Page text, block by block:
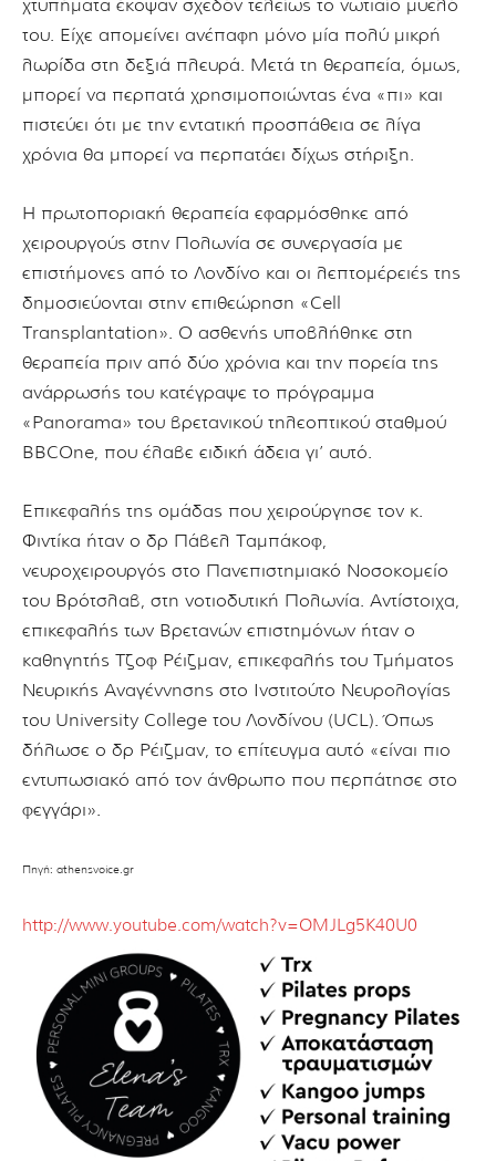
χτυπήματα έκοψαν σχεδόν τελείως το νωτιαίο μυελό
του. Είχε απομείνει ανέπαφη μόνο μία πολύ μικρή
λωρίδα στη δεξιά πλευρά. Μετά τη θεραπεία, όμως,
μπορεί να περπατά χρησιμοποιώντας ένα «πι» και
πιστεύει ότι με την εντατική προσπάθεια σε λίγα
χρόνια θα μπορεί να περπατάει δίχως στήριξη.
Η πρωτοποριακή θεραπεία εφαρμόσθηκε από
χειρουργούς στην Πολωνία σε συνεργασία με
επιστήμονες από το Λονδίνο και οι λεπτομέρειές της
δημοσιεύονται στην επιθεώρηση «Cell
Transplantation». Ο ασθενής υποβλήθηκε στη
θεραπεία πριν από δύο χρόνια και την πορεία της
ανάρρωσής του κατέγραψε το πρόγραμμα
«Panorama» του βρετανικού τηλεοπτικού σταθμού
BBCOne, που έλαβε ειδική άδεια γι’ αυτό.
Επικεφαλής της ομάδας που χειρούργησε τον κ.
Φιντίκα ήταν ο δρ Πάβελ Ταμπάκοφ,
νευροχειρουργός στο Πανεπιστημιακό Νοσοκομείο
του Βρότσλαβ, στη νοτιοδυτική Πολωνία. Αντίστοιχα,
επικεφαλής των Βρετανών επιστημόνων ήταν ο
καθηγητής Τζοφ Ρέιζμαν, επικεφαλής του Τμήματος
Νευρικής Αναγέννησης στο Ινστιτούτο Νευρολογίας
του University College του Λονδίνου (UCL). Όπως
δήλωσε ο δρ Ρέιζμαν, το επίτευγμα αυτό «είναι πιο
εντυπωσιακό από τον άνθρωπο που περπάτησε στο
φεγγάρι».
Πηγή: athensvoice.gr
http://www.youtube.com/watch?v=OMJLg5K40U0